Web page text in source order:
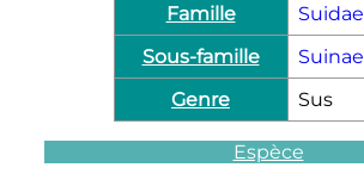
Famille
Suidae
Sous-famille
Suinae
Genre
Sus
Espèce